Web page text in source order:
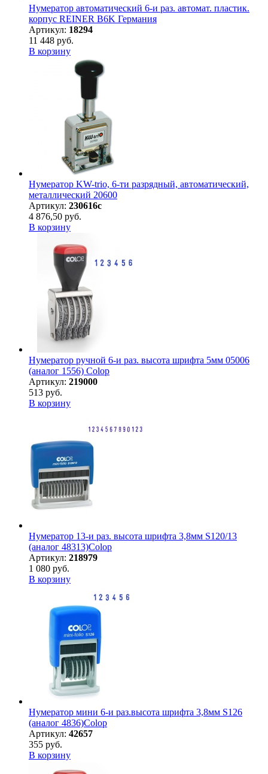
Нумератор автоматический 6-и раз. автомат. пластик.
корпус REINER B6K Германия
Артикул: 18294
11 448 руб.
В корзину
Нумератор KW-trio, 6-ти разрядный, автоматический,
металлический 20600
Артикул: 230616с
4 876,50 руб.
В корзину
Нумератор ручной 6-и раз. высота шрифта 5мм 05006
(аналог 1556) Colop
Артикул: 219000
513 руб.
В корзину
Нумератор 13-и раз. высота шрифта 3,8мм S120/13
(аналог 48313)Colop
Артикул: 218979
1 080 руб.
В корзину
Нумератор мини 6-и раз.высота шрифта 3,8мм S126
(аналог 4836)Colop
Артикул: 42657
355 руб.
В корзину